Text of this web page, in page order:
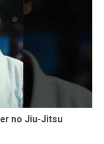
no Jiu-Jitsu